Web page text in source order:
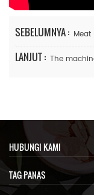
SEBELUMNYA :
LANJUT : The
HUBUNGI KAMI
TAG PANAS